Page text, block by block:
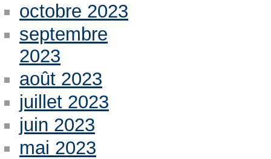
octobre 2023
septembre
2023
août 2023
juillet 2023
juin 2023
mai 2023